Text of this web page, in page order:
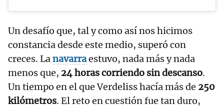
Un desafío que, tal y como así nos hicimos
constancia desde este medio, superó con
creces. Lanavarraestuvo, nada más y nada
menos que, 24 horas corriendo sin descanso.
Un tiempo en el que Verdeliss hacía más de 250
kilómetros. El reto en cuestión fue tan duro,